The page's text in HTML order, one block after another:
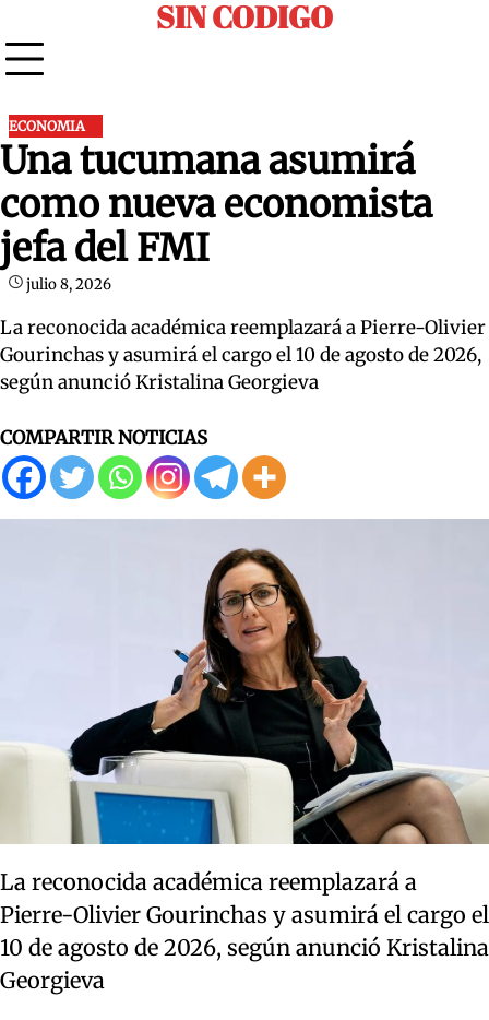
to
content
SIN CODIGO
ECONOMIA
Una tucumana asumirá
como nueva economista
jefa del FMI
julio 8, 2026
La reconocida académica reemplazará a Pierre-Olivier
Gourinchas y asumirá el cargo el 10 de agosto de 2026,
según anunció Kristalina Georgieva
COMPARTIR NOTICIAS
La reconocida académica reemplazará a
Pierre-Olivier Gourinchas y asumirá el cargo el
10 de agosto de 2026, según anunció Kristalina
Georgieva